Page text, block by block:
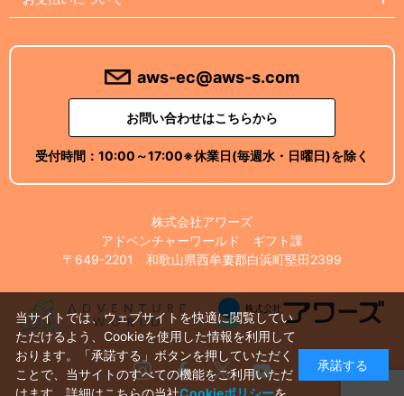
aws-ec@aws-s.com
お問い合わせはこちらから
受付時間： 10:00～17:00※休業日(毎週水・日曜日)を除く
株式会社アワーズ
アドベンチャーワールド ギフト課
〒649-2201 和歌山県西牟婁郡白浜町堅田2399
InstagramFacebook
X Youtube
当サイトでは、ウェブサイトを快適に閲覧してい
ただけるよう、Cookieを使用した情報を利用して
おります。「承諾する」ボタンを押していただく
ことで、当サイトのすべての機能をご利用いただ
承諾する